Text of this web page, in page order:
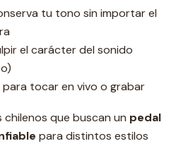
tu tono sin importar el
el carácter del sonido
tocar en vivo o grabar
que buscan un pedal
para distintos estilos